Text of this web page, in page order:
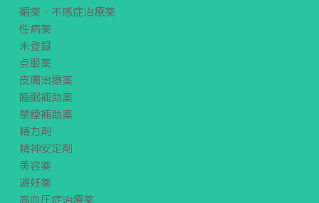
媚薬・不感症治療薬
性病薬
未登録
点眼薬
皮膚治療薬
睡眠補助薬
禁煙補助薬
精力剤
精神安定剤
美容薬
避妊薬
高血圧症治療薬